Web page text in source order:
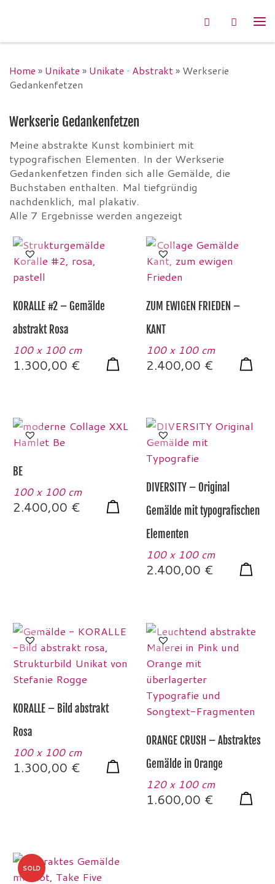
Search
Home » Unikate » Unikate · Abstrakt » Werkserie
Gedankenfetzen
Werkserie Gedankenfetzen
Meine abstrakte Kunst kombiniert mit
typografischen Elementen. In der Werkserie
Gedankenfetzen finden sich alle Gemälde, die
Buchstaben enthalten. Mal tiefgründig
nachdenklich, mal plakativ.
Alle 7 Ergebnisse werden angezeigt
KORALLE #2 – Gemälde
abstrakt Rosa
100 x 100 cm
1.300,00 €
ZUM EWIGEN FRIEDEN –
KANT
100 x 100 cm
2.400,00 €
BE
100 x 100 cm
2.400,00 €
DIVERSITY – Original
Gemälde mit typografischen
Elementen
100 x 100 cm
2.400,00 €
KORALLE – Bild abstrakt
Rosa
100 x 100 cm
1.300,00 €
ORANGE CRUSH – Abstraktes
Gemälde in Orange
120 x 100 cm
1.600,00 €
SOLD